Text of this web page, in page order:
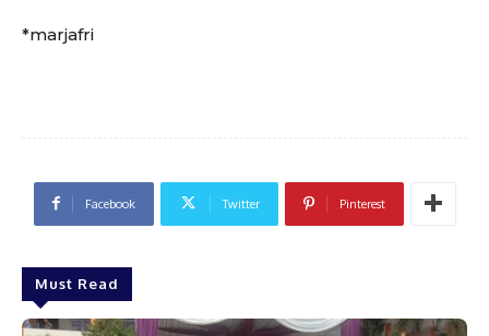
*marjafri
Facebook Twitter Pinterest
Must Read